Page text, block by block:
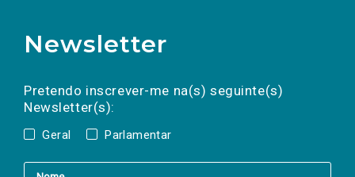
Newsletter
Pretendo inscrever-me na(s) seguinte(s)
Newsletter(s):
Geral Parlamentar
a(s) newsletter(s).
mail